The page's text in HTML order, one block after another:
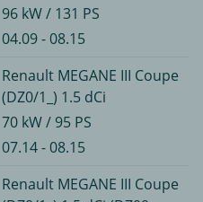
96 kW / 131 PS
04.09 - 08.15
Renault MEGANE III Coupe
(DZ0/1_) 1.5 dCi
70 kW / 95 PS
07.14 - 08.15
Renault MEGANE III Coupe